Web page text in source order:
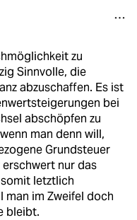
zu
Sinnvolle, die
abzuschaffen. Es ist
bei
abschöpfen zu
man denn will,
Grundsteuer
nur das
letztlich
man im Zweifel doch
bleibt.